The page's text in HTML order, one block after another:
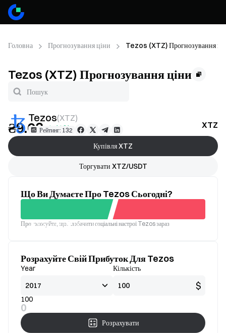
Головна Прогнозування ціни Tezos (XTZ) Прогнозування
Tezos (XTZ) Прогнозування ціни
Tezos(XTZ)
Рейтинг: 132 XTZ
₴9.03+1.41%
Купівля XTZ
Торгувати XTZ/USDT
Що Ви Думаєте Про Tezos Сьогодні?
Хороший Поганий
Проголосуйте, щоб побачити соціальні настрої Tezos зараз
Розрахуйте Свій Прибуток Для Tezos
Year Кількість
$
100
0
Розрахувати